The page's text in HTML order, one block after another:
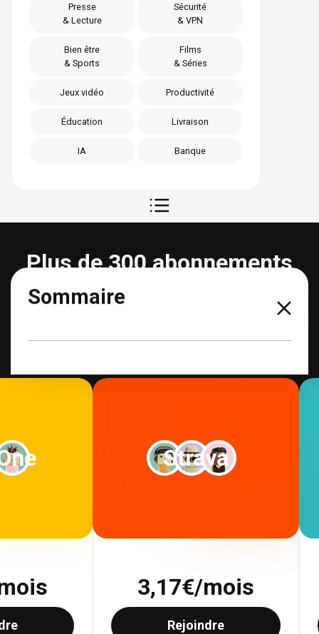
Presse
& Lecture
Sécurité
& VPN
Bien être
& Sports
Films
& Séries
Jeux vidéo Productivité
Éducation Livraison
IA Banque
Sommaire
Plus de 300 abonnements
partageables
Strava
3,17€/mois
Rejoindre